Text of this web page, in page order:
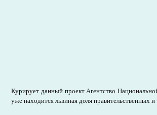
Курирует данный проект Агентство
уже находится львиная доля правительственных